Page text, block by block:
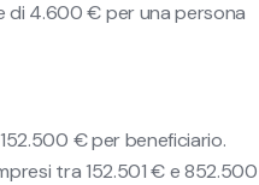
di 4.600 € per una persona
€ per beneficiario.
tra 152.501 € e 852.500